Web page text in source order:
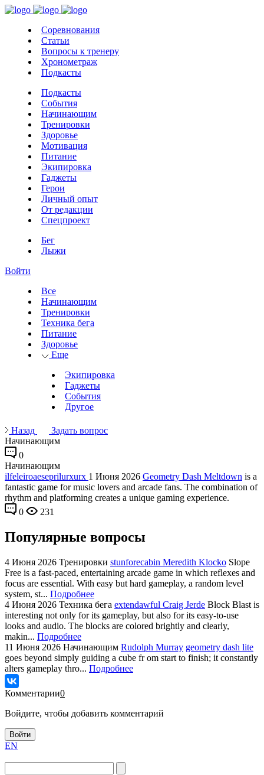
Соревнования
Статьи
Вопросы к тренеру
Хронометраж
Подкасты
Подкасты
События
Начинающим
Тренировки
Здоровье
Мотивация
Питание
Экипировка
Гаджеты
Герои
Личный опыт
От редакции
Спецпроект
Бег
Лыжи
Войти
Все
Начинающим
Тренировки
Техника бега
Питание
Здоровье
Еще
Экипировка
Гаджеты
События
Другое
Назад
Задать вопрос
Начинающим
0
Начинающим
ilfeleiroaeseprilurxurx 1 Июня 2026 Geometry Dash Meltdown is a
fantastic game for music lovers and arcade fans. The combination of
rhythm and platforming creates a unique gaming experience.
0
231
Популярные вопросы
4 Июня 2026 Тренировки stunforecabin Meredith Klocko Slope
Free is a fast-paced, entertaining arcade game in which reflexes and
focus are essential. With easy but hard gameplay, a random level
system, st... Подробнее
4 Июня 2026 Техника бега extendawful Craig Jerde Block Blast is
interesting not only for its gameplay, but also for its easy-to-use
looks and audio. The blocks are colored brightly and clearly,
makin... Подробнее
11 Июня 2026 Начинающим Rudolph Murray geometry dash lite
goes beyond simply guiding a cube fr om start to finish; it constantly
alters gameplay thro... Подробнее
Комментарии0
Войдите, чтобы добавить комментарий
Войти
EN